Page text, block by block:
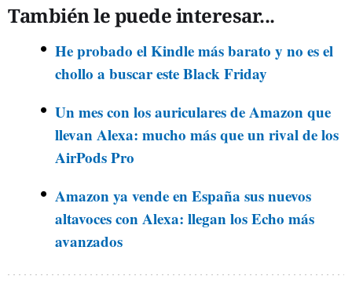
También le puede interesar...
He probado el Kindle más barato y no es el
chollo a buscar este Black Friday
Un mes con los auriculares de Amazon que
llevan Alexa: mucho más que un rival de los
AirPods Pro
Amazon ya vende en España sus nuevos
altavoces con Alexa: llegan los Echo más
avanzados